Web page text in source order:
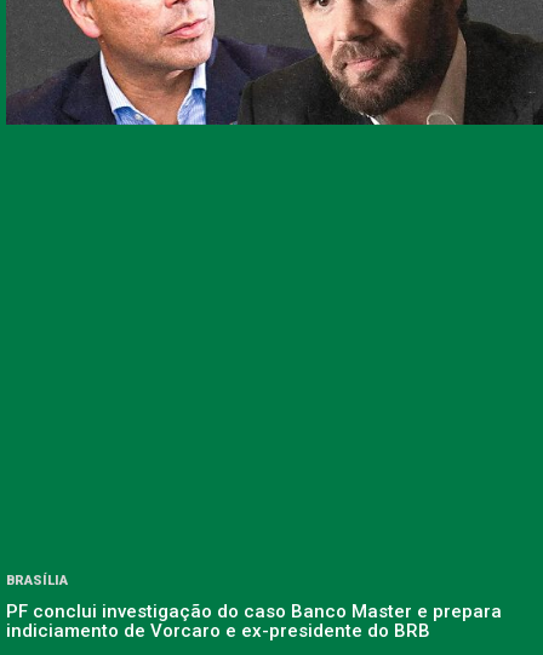
BRASÍLIA
PF conclui investigação do caso Banco Master e prepara
indiciamento de Vorcaro e ex-presidente do BRB